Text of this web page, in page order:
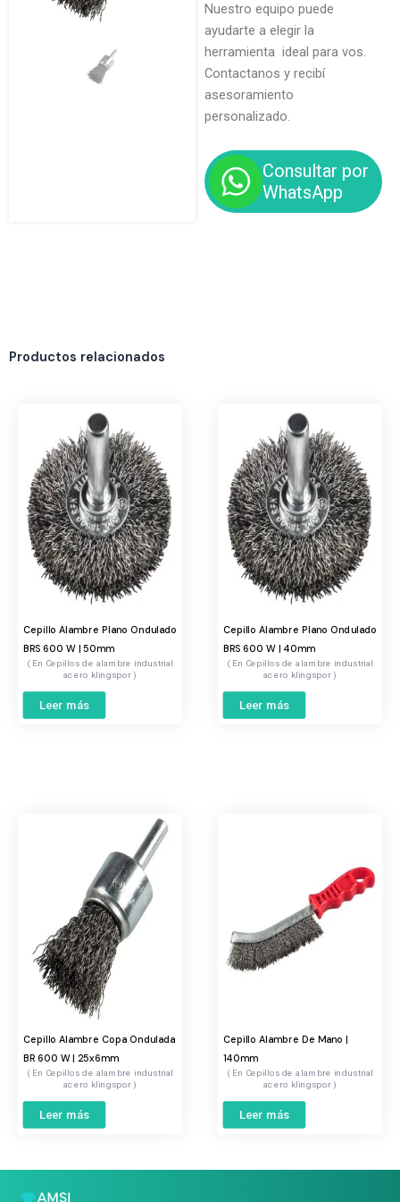
Nuestro equipo puede
ayudarte a elegir la
herramienta ideal para vos.
Contactanos y recibí
asesoramiento
personalizado.
Consultar por
WhatsApp
Productos relacionados
Cepillo Alambre Plano Ondulado
BRS 600 W | 50mm
Cepillos de alambre industrial
acero klingspor
Leer más
Cepillo Alambre Plano Ondulado
BRS 600 W | 40mm
Cepillos de alambre industrial
acero klingspor
Leer más
Cepillo Alambre Copa Ondulada
BR 600 W | 25x6mm
Cepillos de alambre industrial
acero klingspor
Leer más
Cepillo Alambre De Mano |
140mm
Cepillos de alambre industrial
acero klingspor
Leer más